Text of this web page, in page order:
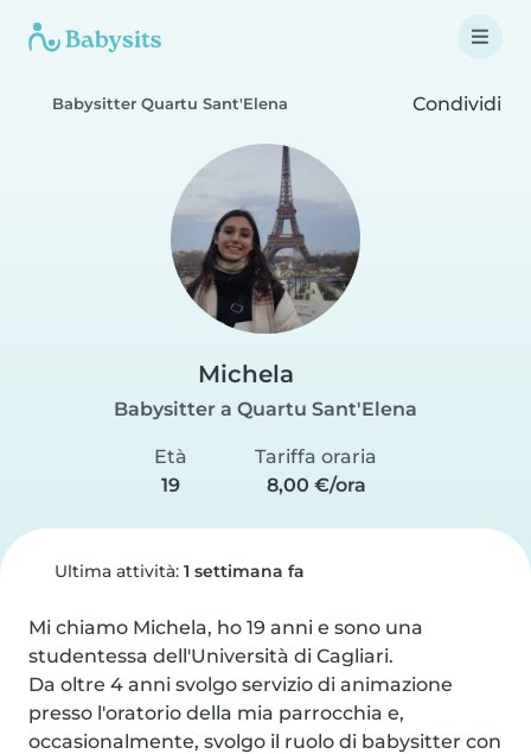
Babysitter Quartu Sant'Elena Condividi
Michela
Babysitter a Quartu Sant'Elena
Età
19
Tariffa oraria
8,00 €/ora
Ultima attività: 1 settimana fa
Mi chiamo Michela, ho 19 anni e sono una
studentessa dell'Università di Cagliari.
Da oltre 4 anni svolgo servizio di animazione
presso l'oratorio della mia parrocchia e,
occasionalmente, svolgo il ruolo di babysitter con